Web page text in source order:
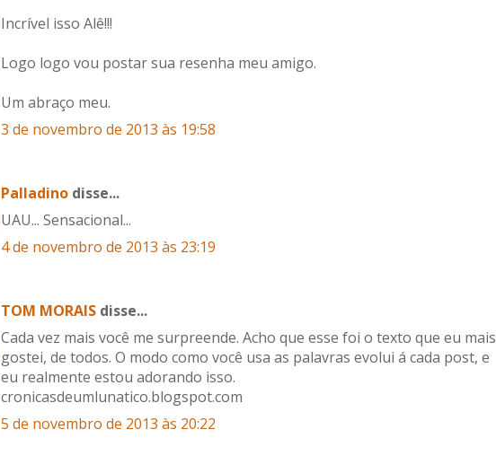
Incrível isso Alê!!!
Logo logo vou postar sua resenha meu amigo.
Um abraço meu.
3 de novembro de 2013 às 19:58
Palladino disse...
UAU... Sensacional...
4 de novembro de 2013 às 23:19
TOM MORAIS disse...
Cada vez mais você me surpreende. Acho que esse foi o texto que eu mais
gostei, de todos. O modo como você usa as palavras evolui á cada post, e
eu realmente estou adorando isso.
cronicasdeumlunatico.blogspot.com
5 de novembro de 2013 às 20:22